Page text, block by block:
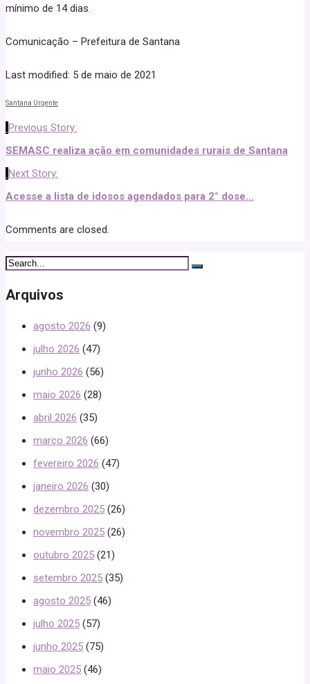
mínimo de 14 dias.
Comunicação – Prefeitura de Santana
Last modified: 5 de maio de 2021
Santana Urgente
Previous Story:
SEMASC realiza ação em comunidades rurais de Santana
Next Story:
Acesse a lista de idosos agendados para 2° dose...
Comments are closed.
Arquivos
agosto 2026 (9)
julho 2026 (47)
junho 2026 (56)
maio 2026 (28)
abril 2026 (35)
março 2026 (66)
fevereiro 2026 (47)
janeiro 2026 (30)
dezembro 2025 (26)
novembro 2025 (26)
outubro 2025 (21)
setembro 2025 (35)
agosto 2025 (46)
julho 2025 (57)
junho 2025 (75)
maio 2025 (46)